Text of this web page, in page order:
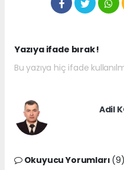
Yazıya ifade bırak !
Bu yazıya hiç ifade
Adil
Okuyucu Yorumları (9)